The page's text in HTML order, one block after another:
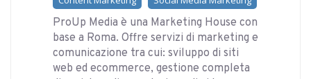
ProUp Media è una Marketing House con
base a Roma. Offre servizi di marketing e
comunicazione tra cui: sviluppo di siti
web ed ecommerce, gestione completa